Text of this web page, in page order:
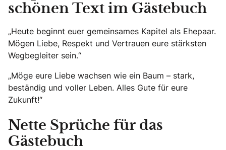
schönen Text im Gästebuch
„Heute beginnt euer gemeinsames Kapitel als Ehepaar.
Mögen Liebe, Respekt und Vertrauen eure stärksten
Wegbegleiter sein.“
„Möge eure Liebe wachsen wie ein Baum – stark,
beständig und voller Leben. Alles Gute für eure
Zukunft!“
Nette Sprüche für das
Gästebuch